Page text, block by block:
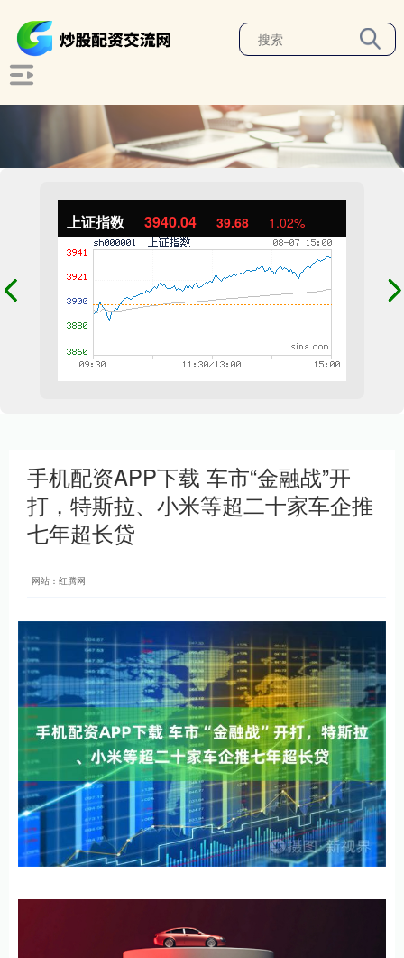
上证指数 3940.04 39.68 1.02%
手机配资APP下载 车市“金融战”开
打，特斯拉、小米等超二十家车企推
七年超长贷
网站：红腾网